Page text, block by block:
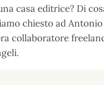
casa editrice? Di
chiesto ad
collaboratore